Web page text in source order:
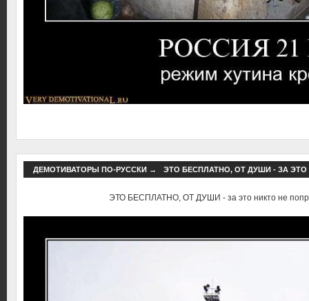
ДЕМОТИВАТОРЫ ПО-РУССКИ→ ЭТО БЕСПЛАТНО, ОТ ДУШИ - ЗА
ЭТО БЕСПЛАТНО, ОТ ДУШИ - за это никто не